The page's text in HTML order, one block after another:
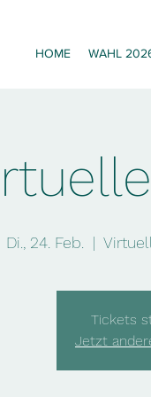
HOME WAHL
Di., 24. Feb.
  |
Tickets
Jetzt